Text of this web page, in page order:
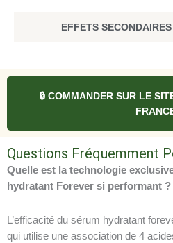
EFFETS
🔒 COMMANDER SUR LE
Questions Fréquemment
Quelle est la technologie
hydratant Forever si performant ?
L’efficacité du sérum hydratant
qui utilise une association de 4